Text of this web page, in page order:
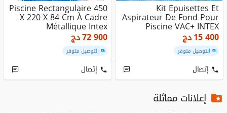
Kit Epuisettes Et
Aspirateur De Fond Pour
Piscine VAC+ INTEX
15 400دج
التوصيل متوفر
إتصال
Piscine Rectangulaire 450
X 220 X 84 Cm À Cadre
Métallique Intex
72 900دج
التوصيل متوفر
إتصال
إعلانات مماثلة